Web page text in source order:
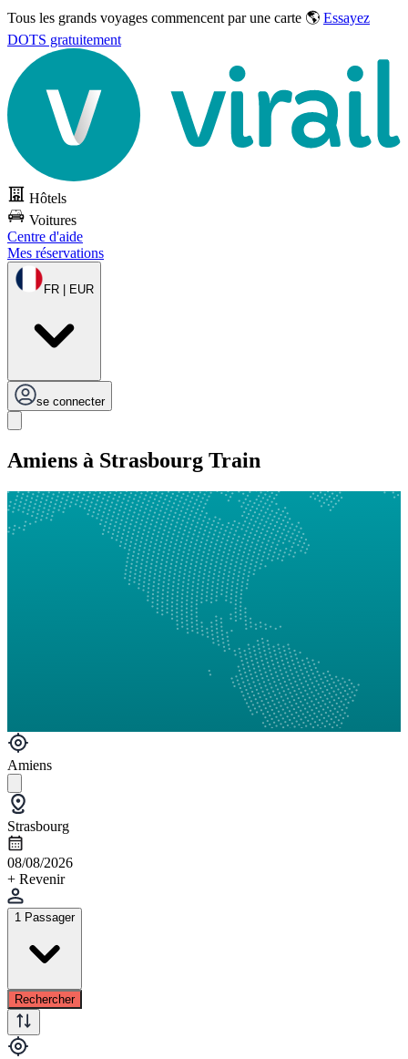
Tous les grands voyages commencent par une carte 🌎 Essayez
DOTS gratuitement
Hôtels
Voitures
Centre d'aide
Mes réservations
FR | EUR
se connecter
Amiens à Strasbourg Train
Amiens
Strasbourg
08/08/2026
+ Revenir
1 Passager
Rechercher